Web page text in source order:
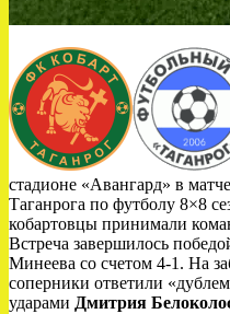
стадионе «Авангард» в
Таганрога по футболу 8×8
кобартовцы принимали
Встреча завершилось
Минеева со счетом 4-1. На
соперники ответили
ударами Дмитрия